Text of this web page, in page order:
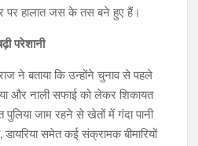
पर हालात जस के तस बने हुए हैं।
परेशानी
ने बताया कि उन्होंने चुनाव से पहले
और नाली सफाई को लेकर शिकायत
जाम रहने से खेतों में गंदा पानी
डायरिया समेत कई संक्रामक बीमारियों